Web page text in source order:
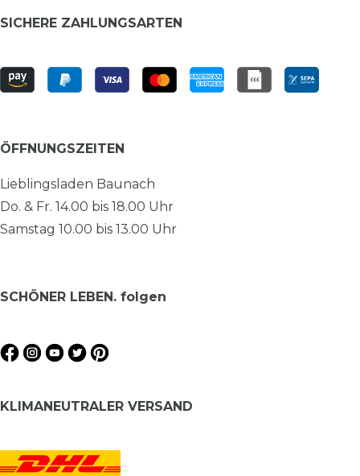
SICHERE ZAHLUNGSARTEN
ÖFFNUNGSZEITEN
Lieblingsladen Baunach
Do. & Fr. 14.00 bis 18.00 Uhr
Samstag 10.00 bis 13.00 Uhr
SCHÖNER LEBEN. folgen
KLIMANEUTRALER VERSAND